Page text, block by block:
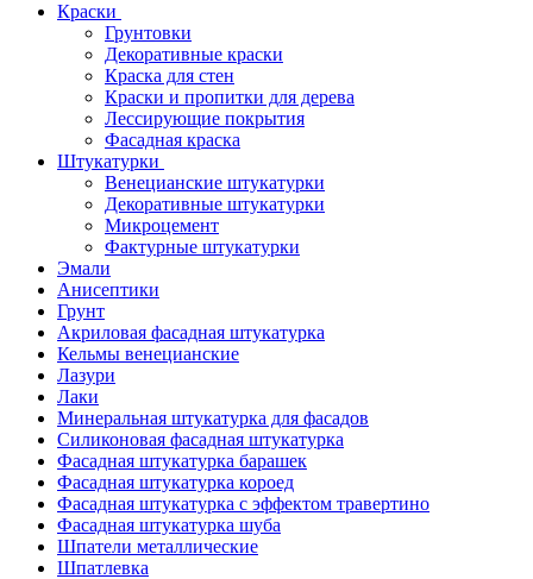
Краски
Грунтовки
Декоративные краски
Краска для стен
Краски и пропитки для дерева
Лессирующие покрытия
Фасадная краска
Штукатурки
Венецианские штукатурки
Декоративные штукатурки
Микроцемент
Фактурные штукатурки
Эмали
Анисептики
Грунт
Акриловая фасадная штукатурка
Кельмы венецианские
Лазури
Лаки
Минеральная штукатурка для фасадов
Силиконовая фасадная штукатурка
Фасадная штукатурка барашек
Фасадная штукатурка короед
Фасадная штукатурка с эффектом травертино
Фасадная штукатурка шуба
Шпатели металлические
Шпатлевка